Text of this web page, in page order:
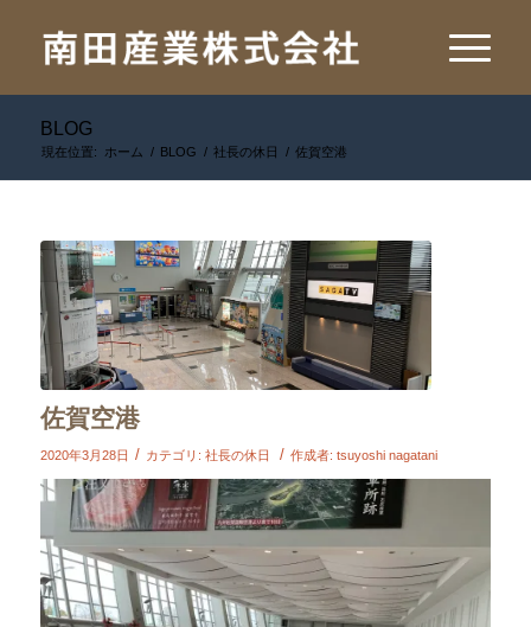
BLOG
現在位置: ホーム / BLOG / 社長の休日 / 佐賀空港
佐賀空港
2020年3月28日 / カテゴリ: 社長の休日 / 作成者: tsuyoshi nagatani